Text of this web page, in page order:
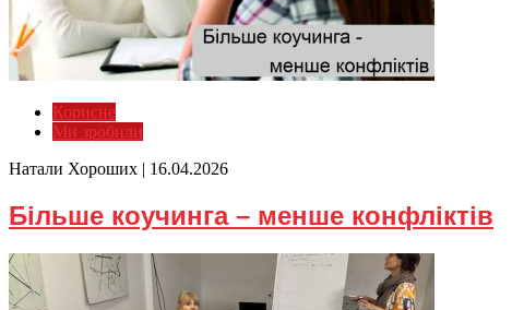
Корисне
Ми зробили
Натали Хороших | 16.04.2026
Більше коучинга – менше конфліктів